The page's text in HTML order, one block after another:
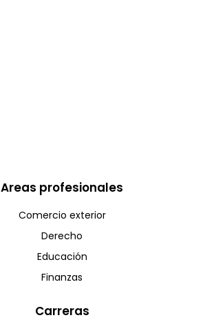
Areas profesionales
Comercio exterior
Derecho
Educación
Finanzas
Carreras